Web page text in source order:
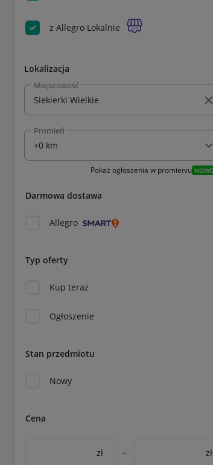
z Allegro Lokalnie
Lokalizacja
Miejscowość
Promień
Pokaż ogłoszenia w promieniu
Darmowa dostawa
Allegro
Typ oferty
Kup teraz
Ogłoszenie
Stan przedmiotu
Nowy
Cena
zł – zł